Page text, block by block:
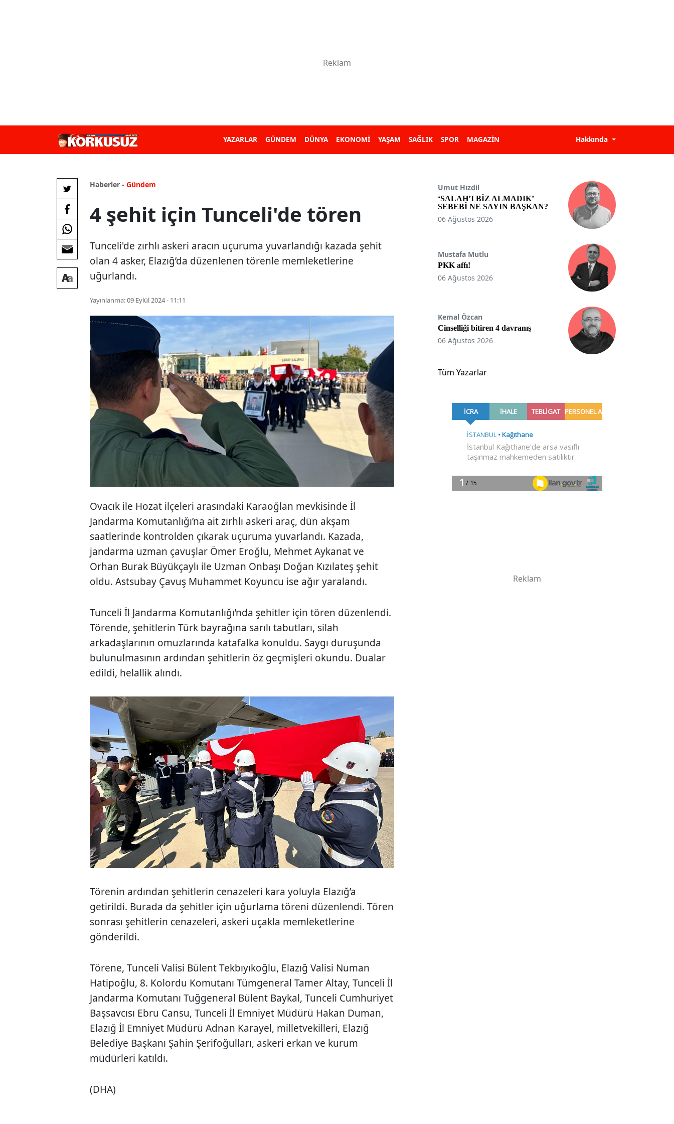
YAZARLAR GÜNDEM DÜNYA EKONOMİ YAŞAM SAĞLIK SPOR MAGAZİN Hakkında
Haberler - Gündem
4 şehit için Tunceli'de tören
Tunceli'de zırhlı askeri aracın uçuruma yuvarlandığı kazada şehit
olan 4 asker, Elazığ’da düzenlenen törenle memleketlerine
uğurlandı.
Yayınlanma:09 Eylül 2024 - 11:11
Ovacık ile Hozat ilçeleri arasındaki Karaoğlan mevkisinde İl
Jandarma Komutanlığı’na ait zırhlı askeri araç, dün akşam
saatlerinde kontrolden çıkarak uçuruma yuvarlandı. Kazada,
jandarma uzman çavuşlar Ömer Eroğlu, Mehmet Aykanat ve
Orhan Burak Büyükçaylı ile Uzman Onbaşı Doğan Kızılateş şehit
oldu. Astsubay Çavuş Muhammet Koyuncu ise ağır yaralandı.
Tunceli İl Jandarma Komutanlığı’nda şehitler için tören düzenlendi.
Törende, şehitlerin Türk bayrağına sarılı tabutları, silah
arkadaşlarının omuzlarında katafalka konuldu. Saygı duruşunda
bulunulmasının ardından şehitlerin öz geçmişleri okundu. Dualar
edildi, helallik alındı.
Törenin ardından şehitlerin cenazeleri kara yoluyla Elazığ’a
getirildi. Burada da şehitler için uğurlama töreni düzenlendi. Tören
sonrası şehitlerin cenazeleri, askeri uçakla memleketlerine
gönderildi.
Törene, Tunceli Valisi Bülent Tekbıyıkoğlu, Elazığ Valisi Numan
Hatipoğlu, 8. Kolordu Komutanı Tümgeneral Tamer Altay, Tunceli İl
Jandarma Komutanı Tuğgeneral Bülent Baykal, Tunceli Cumhuriyet
Başsavcısı Ebru Cansu, Tunceli İl Emniyet Müdürü Hakan Duman,
Elazığ İl Emniyet Müdürü Adnan Karayel, milletvekilleri, Elazığ
Belediye Başkanı Şahin Şerifoğulları, askeri erkan ve kurum
müdürleri katıldı.
(DHA)
Umut Hızdil
‘SALAH’I BİZ ALMADIK’
SEBEBİ NE SAYIN BAŞKAN?
06 Ağustos 2026
Mustafa Mutlu
PKK affı!
06 Ağustos 2026
Kemal Özcan
Cinselliği bitiren 4 davranış
06 Ağustos 2026
Tüm Yazarlar